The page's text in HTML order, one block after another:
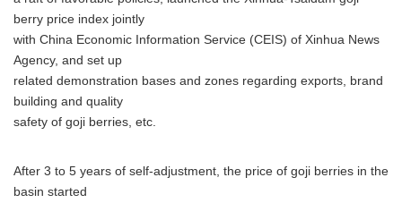
berry price index jointly
with China Economic Information Service (CEIS) of Xinhua News
Agency, and set up
related demonstration bases and zones regarding exports, brand
building and quality
safety of goji berries, etc.
After 3 to 5 years of self-adjustment, the price of goji berries in the
basin started